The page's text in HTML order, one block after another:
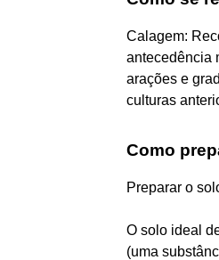
Calagem:
antecedência
arações e
culturas
Como
Preparar o
O solo ideal
(uma